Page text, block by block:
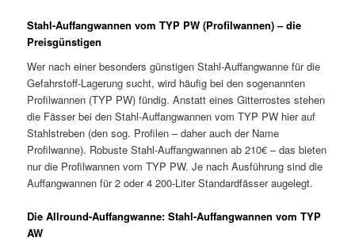
Stahl-Auffangwannen vom TYP PW (Profilwannen) – die
Preisgünstigen
Wer nach einer besonders günstigen Stahl-Auffangwanne für die
Gefahrstoff-Lagerung sucht, wird häufig bei den sogenannten
Profilwannen (TYP PW) fündig. Anstatt eines Gitterrostes stehen
die Fässer bei den Stahl-Auffangwannen vom TYP PW hier auf
Stahlstreben (den sog. Profilen – daher auch der Name
Profilwanne). Robuste Stahl-Auffangwannen ab 210€ – das bieten
nur die Profilwannen vom TYP PW. Je nach Ausführung sind die
Auffangwannen für 2 oder 4 200-Liter Standardfässer augelegt.
Die Allround-Auffangwanne: Stahl-Auffangwannen vom TYP
AW